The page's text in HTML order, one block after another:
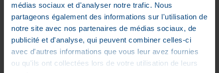
médias sociaux et d'analyser notre trafic. Nous
partageons également des informations sur l'utilisation de
notre site avec nos partenaires de médias sociaux, de
publicité et d'analyse, qui peuvent combiner celles-ci
avec d'autres informations que vous leur avez fournies
ou qu'ils ont collectées lors de votre utilisation de leurs
Solution pour la protection, l'hydratation
et la lubrification (lubrification) en cas de
syndrome de sécheresse oculaire
modérée à sévère.
Ne pas utiliser si vous êtes hypersensible